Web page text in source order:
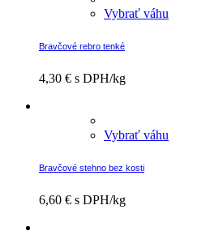
Vybrať váhu
Bravčové rebro tenké
4,30 € s DPH/kg
Vybrať váhu
Bravčové stehno bez kosti
6,60 € s DPH/kg